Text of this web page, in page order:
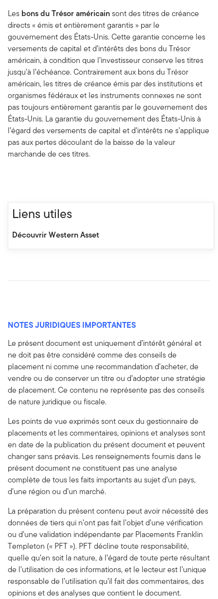
Les bons du Trésor américainsont des titres de créance
directs « émis et entièrement garantis » par le
gouvernement des États-Unis. Cette garantie concerne les
versements de capital et d’intérêts des bons du Trésor
américain, à condition que l’investisseur conserve les titres
jusqu’à l’échéance. Contrairement aux bons du Trésor
américain, les titres de créance émis par des institutions et
organismes fédéraux et les instruments connexes ne sont
pas toujours entièrement garantis par le gouvernement des
États-Unis. La garantie du gouvernement des États-Unis à
l’égard des versements de capital et d’intérêts ne s’applique
pas aux pertes découlant de la baisse de la valeur
marchande de ces titres.
Liens utiles
Découvrir Western Asset
NOTES JURIDIQUES IMPORTANTES
Le présent document est uniquement d’intérêt général et
ne doit pas être considéré comme des conseils de
placement ni comme une recommandation d’acheter, de
vendre ou de conserver un titre ou d’adopter une stratégie
de placement. Ce contenu ne représente pas des conseils
de nature juridique ou fiscale.
Les points de vue exprimés sont ceux du gestionnaire de
placements et les commentaires, opinions et analyses sont
en date de la publication du présent document et peuvent
changer sans préavis. Les renseignements fournis dans le
présent document ne constituent pas une analyse
complète de tous les faits importants au sujet d’un pays,
d’une région ou d’un marché.
La préparation du présent contenu peut avoir nécessité des
données de tiers qui n’ont pas fait l’objet d’une vérification
ou d’une validation indépendante par Placements Franklin
Templeton (« PFT »). PFT décline toute responsabilité,
quelle qu’en soit la nature, à l’égard de toute perte résultant
de l’utilisation de ces informations, et le lecteur est l’unique
responsable de l’utilisation qu’il fait des commentaires, des
opinions et des analyses que contient le document.